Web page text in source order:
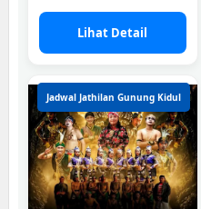
Lihat Detail
Jadwal Jathilan Gunung Kidul